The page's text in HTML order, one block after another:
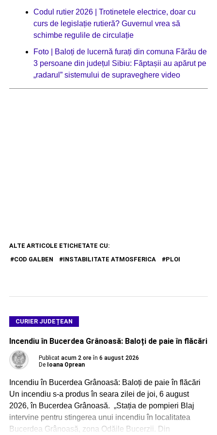
Codul rutier 2026 | Trotinetele electrice, doar cu
curs de legislație rutieră? Guvernul vrea să
schimbe regulile de circulație
Foto | Baloți de lucernă furați din comuna Fărău de
3 persoane din județul Sibiu: Făptașii au apărut pe
„radarul” sistemului de supraveghere video
ALTE ARTICOLE ETICHETATE CU:
COD GALBEN
INSTABILITATE ATMOSFERICA PLOI
CURIER JUDEȚEAN
Incendiu în Bucerdea Grânoasă: Baloți de paie în flăcări
Publicat acum 2 ore în 6 august 2026
De Ioana Oprean
Incendiu în Bucerdea Grânoasă: Baloți de paie în flăcări
Un incendiu s-a produs în seara zilei de joi, 6 august
2026, în Bucerdea Grânoasă. „Stația de pompieri Blaj
intervine pentru stingerea unui incendiu în localitatea
Bucerdea Grânoasă, zona Odăile Bucerzii. Din